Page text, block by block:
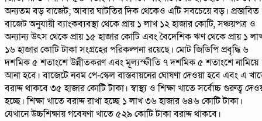
অন্যতম বড় বাজেট; আবার ঘাটতির দিক থেকেও এটি সবচেয়ে বড়। প্রস্তাবিত
বাজেট অনুযায়ী ব্যাংকব্যবস্থা থেকে প্রায় ১ লাখ ১২ হাজার কোটি, সঞ্চয়পত্র ও
অন্যান্য উৎস থেকে প্রায় ১৫ হাজার কোটি এবং বৈদেশিক ঋণ থেকে প্রায় ১
১৬ হাজার কোটি টাকা সংগ্রহের পরিকল্পনা রয়েছে। মোট জিডিপি প্রবৃদ্ধি ৬
দশমিক ৫ শতাংশে উন্নীতকরণ এবং মূল্যস্ফীতি ৭ দশমিক ৫ শতাংশে নামিয়ে
আনা হবে। বাজেটে নবম পে-স্কেল বাস্তবায়নের ঘোষণা দেওয়া হবে এবং এ
বরাদ্দ থাকবে ৩৫ হাজার কোটি টাকা। স্বাস্থ্য ও শিক্ষা খাতে সর্বোচ্চ গুরুত্ব
হচ্ছে। শিক্ষা খাতে বরাদ্দ রাখা হচ্ছে ১ লাখ ৩৬ হাজার ৬৪৬ কোটি টাকা।
যেখানে উচ্চশিক্ষায় গবেষণা খাতে ৫২৯ কোটি টাকা বরাদ্দ থাকবে।